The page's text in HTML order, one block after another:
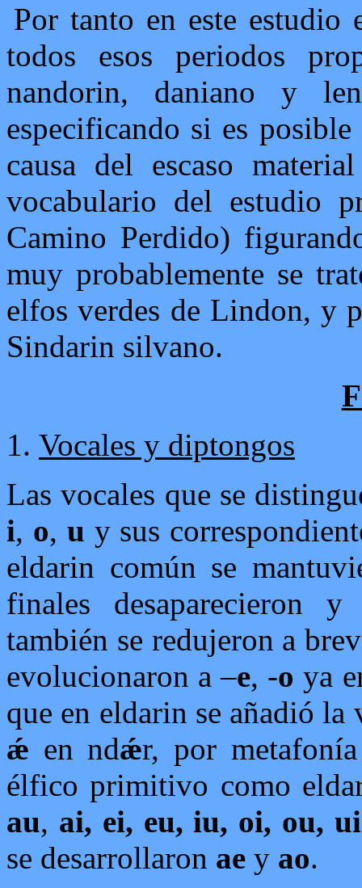
Por tanto en este estudio
todos esos periodos
nandorin, daniano y
especificando si es
causa del escaso
vocabulario del estudio
Camino Perdido)
muy probablemente se
elfos verdes de Lindon, y
Sindarin silvano.
Vocales y diptongos
Las vocales que se
i, o, u y sus
eldarin común se
finales desaparecieron
también se redujeron a
evolucionaron a –e, -o ya
que en eldarin se añadió
ǽ en ndǽr, por
élfico primitivo como
au, ai, ei, eu, iu, oi, ou, ui
se desarrollaron ae y ao.